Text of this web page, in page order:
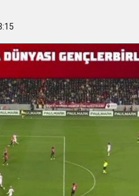
Yurttaş Meclisi 15 ilçeye ulaştı
Tüneli İzmir trafiğine nefes
Geleceğin Yüzücüleri